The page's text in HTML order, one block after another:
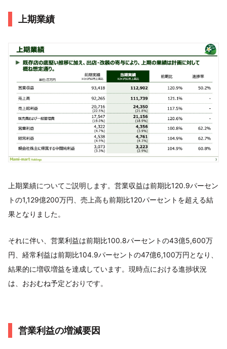
上期業績
上期業績についてご説明します。営業収益は前期比120.9パーセン
トの1,129億200万円、売上高も前期比120パーセントを超える結
果となりました。
それに伴い、営業利益は前期比100.8パーセントの43億5,600万
円、経常利益は前期比104.9パーセントの47億6,100万円となり、
結果的に増収増益を達成しています。現時点における進捗状況
は、おおむね予定どおりです。
営業利益の増減要因